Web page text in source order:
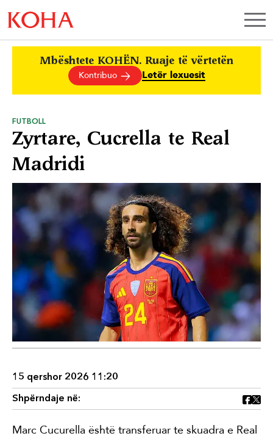
Mbështete KOHËN. Ruaje të vërtetën
Kontribuo Letër lexuesit
FUTBOLL
Zyrtare, Cucrella te Real
Madridi
15 qershor 2026 11:20
Shpërndaje në:
Marc Cucurella është transferuar te skuadra e Real